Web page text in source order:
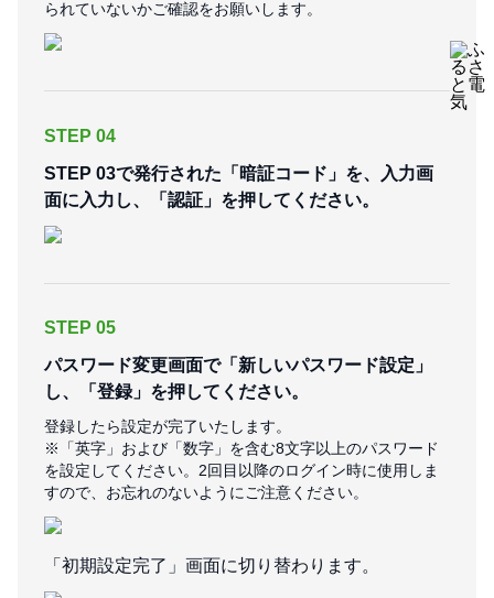
られていないかご確認をお願いします。
STEP 04
STEP 03で発行された「暗証コード」を、入力画
面に入力し、「認証」を押してください。
STEP 05
パスワード変更画面で「新しいパスワード設定」
し、「登録」を押してください。
登録したら設定が完了いたします。
※「英字」および「数字」を含む8文字以上のパスワード
を設定してください。2回目以降のログイン時に使用しま
すので、お忘れのないようにご注意ください。
「初期設定完了」画面に切り替わります。